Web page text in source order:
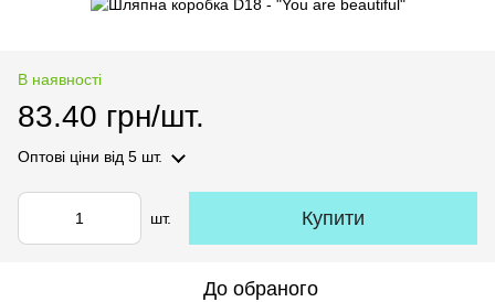
В наявності
83.40 грн/шт.
Оптові ціни від 5 шт.
шт. Купити
До обраного